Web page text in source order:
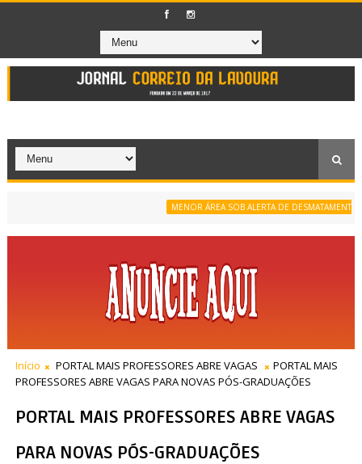
MENOR ÁREA SOB ALERTA DE DESMATAMENTO DA
Início PORTAL MAIS PROFESSORES ABRE VAGAS
PORTAL MAIS
PROFESSORES ABRE VAGAS PARA NOVAS PÓS-GRADUAÇÕES
PORTAL MAIS PROFESSORES ABRE VAGAS
PARA NOVAS PÓS-GRADUAÇÕES